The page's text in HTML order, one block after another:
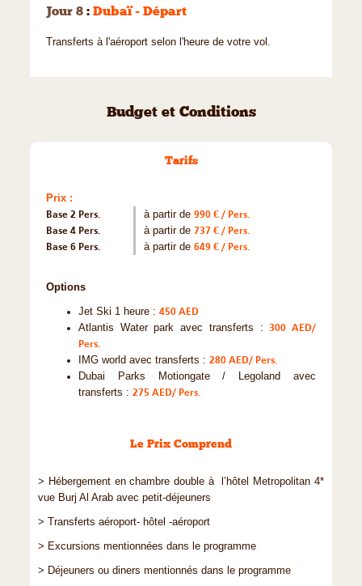
Jour 8 : Dubaï - Départ
Transferts à l'aéroport selon l'heure de votre vol.
Budget et Conditions
Tarifs
Prix :
Base 2 Pers.
à partir de 990 € / Pers.
Base 4 Pers.
à partir de 737 € / Pers.
Base 6 Pers.
à partir de 649 € / Pers.
Options
Jet Ski 1 heure : 450 AED
Atlantis Water park avec transferts :300 AED/
Pers.
IMG world avec transferts : 280 AED/ Pers.
Dubai Parks Motiongate / Legoland avec
transferts : 275 AED/ Pers.
Le Prix Comprend
> Hébergement en chambre double à l’hôtel Metropolitan 4*
vue Burj Al Arab avec petit-déjeuners
> Transferts aéroport- hôtel -aéroport
> Excursions mentionnées dans le programme
> Déjeuners ou diners mentionnés dans le programme